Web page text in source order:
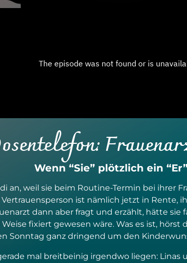
Wenn “Sie” plötzlich ein
an, weil sie beim Routine-Termin bei ihrer
ist nämlich jetzt in Rente,
dann aber fragt und erzählt, hätte
fixiert gewesen wäre. Was es ist,
Sonntag ganz dringend um den
mal breitbeinig irgendwo liegen: Linas